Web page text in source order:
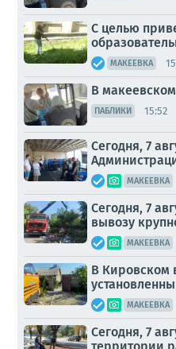
С целью
МАКЕЕВКА
В
ПАБЛИКИ 15:52
Сегодня, 7
МАКЕЕВКА
Сегодня, 7
вывозу
МАКЕЕВКА
В Кировском
МАКЕЕВКА
Сегодня, 7